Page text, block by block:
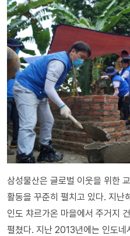
삼성물산은 글로벌 이웃을 위한
활동을 꾸준히 펼치고 있다. 지난
인도 챠르가온 마을에서 주거지
펼쳤다. 지난 2013년에는 인도네